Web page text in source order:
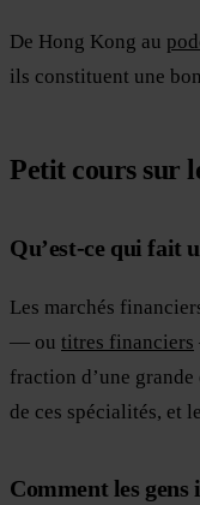
De Hong Kong au
ils constituent une
Petit cours sur
Qu’est-ce qui fait
Les marchés
— ou titres financiers
fraction d’une
de ces spécialités, et
Comment les